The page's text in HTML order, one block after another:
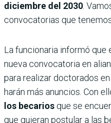
diciembre del 2030 .
convocatorias que
La funcionaria informó que
nueva convocatoria en
para realizar doctorados
harán más anuncios. Con
los becarios que se
que quieran postular a las